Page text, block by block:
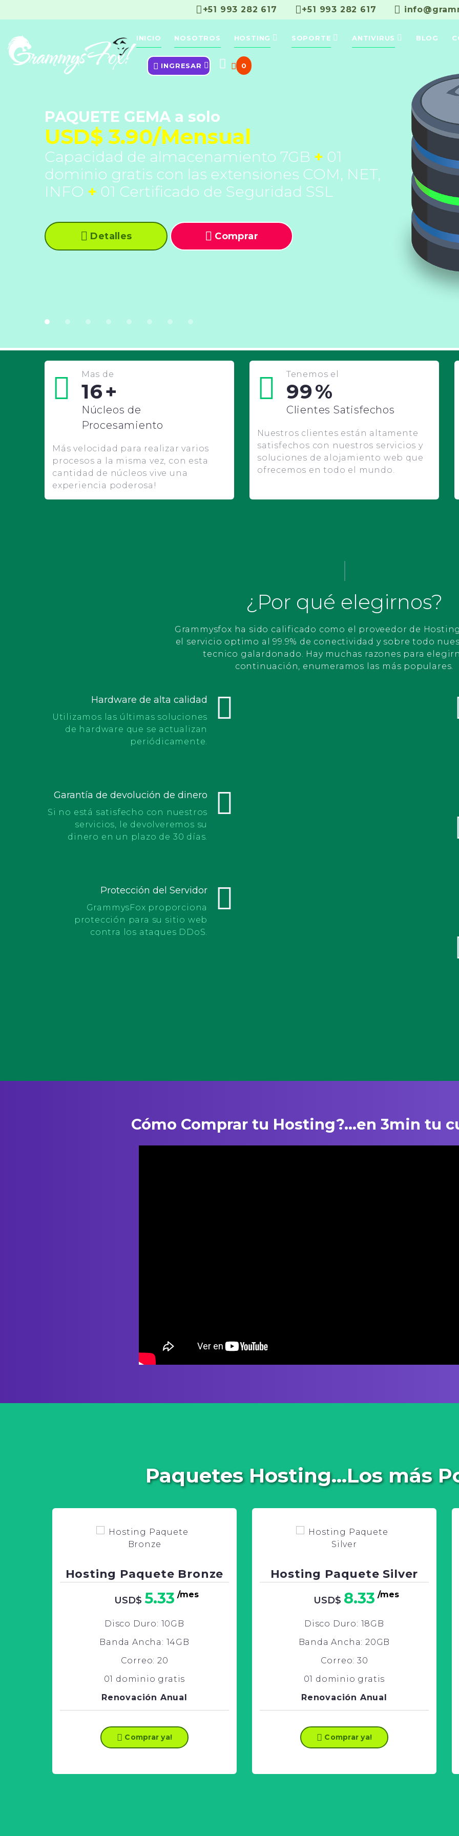
+51 993 282 617 +51 993 282 617
INICIO NOSOTROS HOSTING SOPORTE ANTIVIRUS BLOG
INGRESAR 0
PAQUETE GEMA a solo
USD$ 3.90/Mensual
Capacidad de almacenamiento 7GB + 01
dominio gratis con las extensiones COM, NET,
INFO + 01 Certificado de Seguridad SSL
Detalles Comprar
Mas de
16+
Núcleos de
Procesamiento
Más velocidad para realizar varios
procesos a la misma vez, con esta
cantidad de núcleos vive una
experiencia poderosa!
Tenemos el
99%
Clientes Satisfechos
Nuestros clientes están altamente
satisfechos con nuestros servicios y
soluciones de alojamiento web que
ofrecemos en todo el mundo.
¿Por qué elegirnos?
Grammysfox ha sido calificado como el proveedor de
el servicio optimo al 99.9% de conectividad y sobre todo
tecnico galardonado. Hay muchas razones para
continuación, enumeramos las más populares.
Hardware de alta calidad
Utilizamos las últimas soluciones
de hardware que se actualizan
periódicamente.
Garantía de devolución de dinero
Si no está satisfecho con nuestros
servicios, le devolveremos su
dinero en un plazo de 30 días.
Protección del Servidor
GrammysFox proporciona
protección para su sitio web
contra los ataques DDoS.
Cómo Comprar tu Hosting?...en 3min tu
Paquetes Hosting...Los más
Hosting Paquete Bronze
USD$ 5.33 /mes
Disco Duro: 10GB
Banda Ancha: 14GB
Correo: 20
01 dominio gratis
Renovación Anual
Comprar ya!
Hosting Paquete Silver
USD$ 8.33 /mes
Disco Duro: 18GB
Banda Ancha: 20GB
Correo: 30
01 dominio gratis
Renovación Anual
Comprar ya!